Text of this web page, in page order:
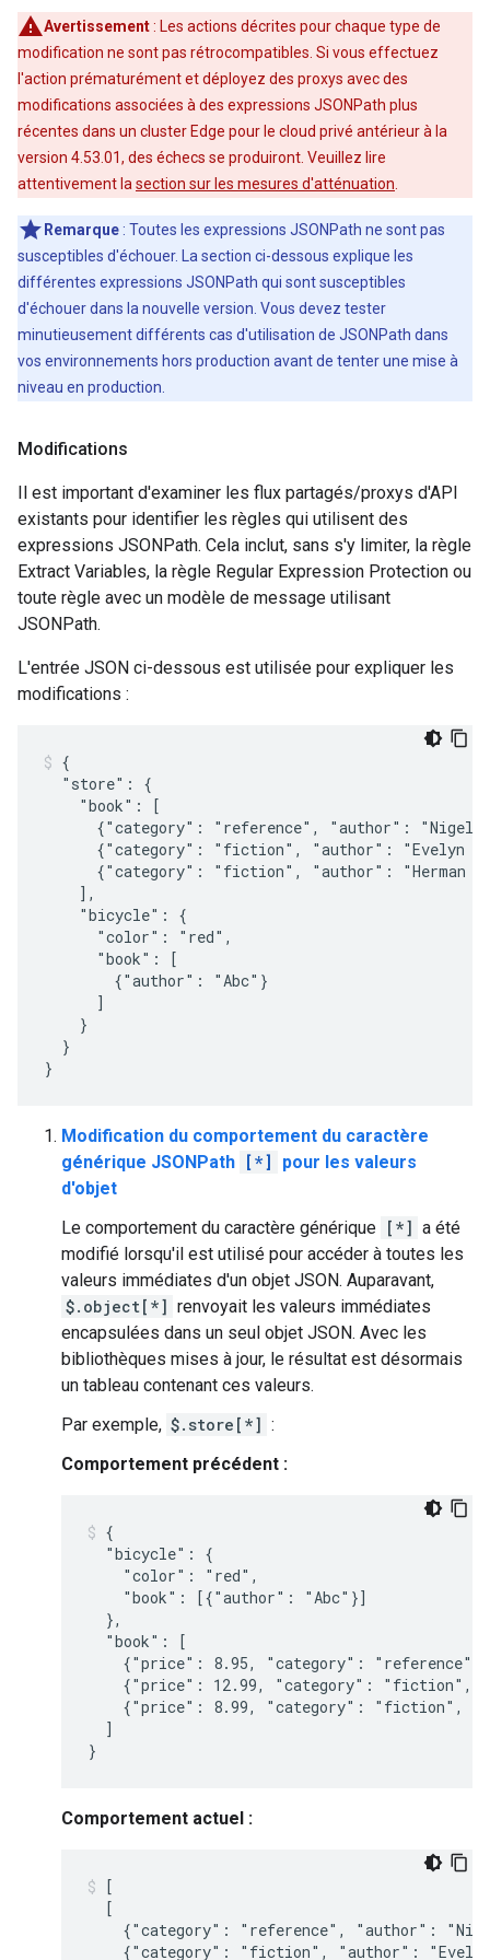
Avertissement: Les actions décrites pour chaque type de
modification ne sont pas rétrocompatibles. Si vous effectuez
l'action prématurément et déployez des proxys avec des
modifications associées à des expressions JSONPath plus
récentes dans un cluster Edge pour le cloud privé antérieur à la
version 4.53.01, des échecs se produiront. Veuillez lire
attentivement la section sur les mesures d'atténuation
Remarque : Toutes les expressions JSONPath ne sont pas
susceptibles d'échouer. La section ci-dessous explique les
différentes expressions JSONPath qui sont susceptibles
d'échouer dans la nouvelle version. Vous devez tester
minutieusement différents cas d'utilisation de JSONPath dans
vos environnements hors production avant de tenter une mise à
niveau en production.
Modifications
Il est important d'examiner les flux partagés/proxys d'API
existants pour identifier les règles qui utilisent des
expressions JSONPath. Cela inclut, sans s'y limiter, la règle
Extract Variables, la règle Regular Expression Protection ou
toute règle avec un modèle de message utilisant
JSONPath.
L'entrée JSON ci-dessous est utilisée pour expliquer les
modifications :
{
  "store": {
    "book": [
{"category": "reference", "author": "Nigel
{"category": "fiction", "author": "Evelyn
{"category": "fiction", "author": "Herman
    ],
    "bicycle": {
      "color": "red",
      "book": [
        {"author": "Abc"}
      ]
    }
  }
Modification du comportement du caractère
générique JSONPath [*]
pour les valeurs
d'objet
Le comportement du caractère générique [*] a été
modifié lorsqu'il est utilisé pour accéder à toutes les
valeurs immédiates d'un objet JSON. Auparavant,
$.object[*] renvoyait les valeurs immédiates
encapsulées dans un seul objet JSON. Avec les
bibliothèques mises à jour, le résultat est désormais
un tableau contenant ces valeurs.
Par exemple, $.store[*] :
Comportement précédent :
{
  "bicycle": {
    "color": "red",
    "book": [{"author": "Abc"}]
  },
  "book": [
{"price": 8.95, "category":
{"price": 12.99, "category": "fiction",
{"price": 8.99, "category": "fiction",
  ]
Comportement actuel :
[
  [
{"category": "reference", "author":
{"category": "fiction", "author":